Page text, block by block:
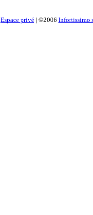
Espace privé | ©2006 Infortissimo